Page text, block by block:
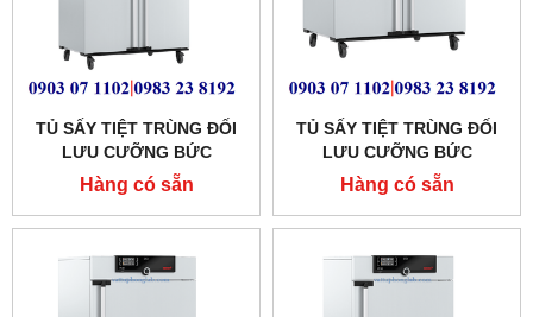
TỦ SẤY TIỆT TRÙNG ĐỐI
LƯU CƯỠNG BỨC
MEMMERT 749 LÍT
MODEL:SF750
Hàng có sẵn
TỦ SẤY TIỆT TRÙNG ĐỐI
LƯU CƯỠNG BỨC
MEMMERT 449 LÍT MODEL:
SF450
Hàng có sẵn